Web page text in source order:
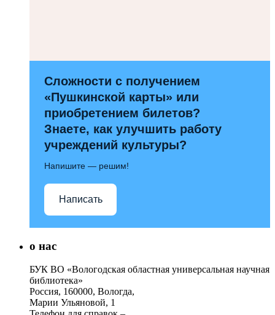
Сложности с получением
«Пушкинской карты» или
приобретением билетов?
Знаете, как улучшить работу
учреждений культуры?
Напишите — решим!
Написать
о нас
БУК ВО «Вологодская областная универсальная научная
библиотека»
Россия, 160000, Вологда,
Марии Ульяновой, 1